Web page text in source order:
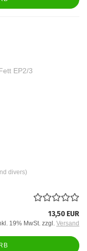
divers)
13,50 EUR
19% MwSt. zzgl. Versand